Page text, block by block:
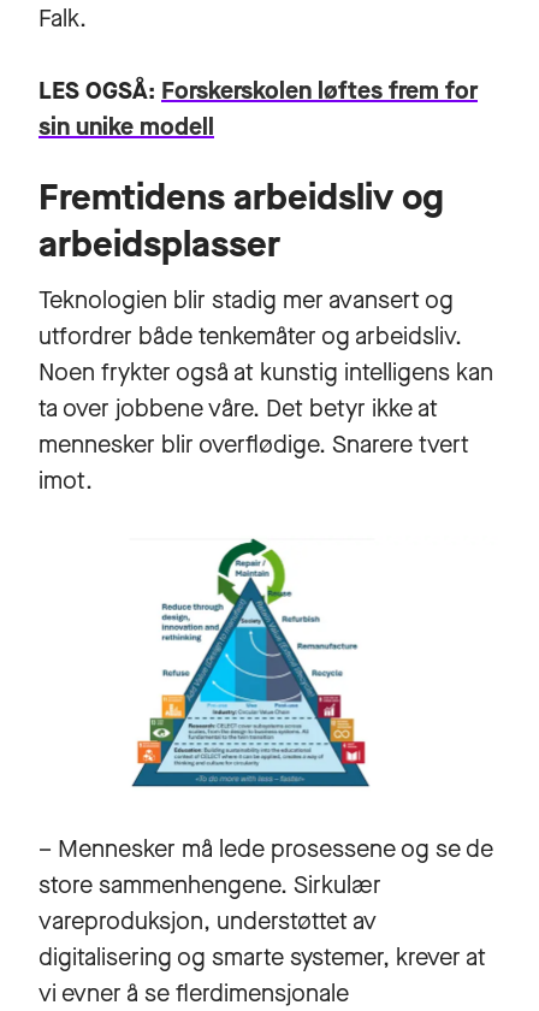
Falk.
LES OGSÅ: Forskerskolen løftes frem for
sin unike modell
Fremtidens arbeidsliv og
arbeidsplasser
Teknologien blir stadig mer avansert og
utfordrer både tenkemåter og arbeidsliv.
Noen frykter også at kunstig intelligens kan
ta over jobbene våre. Det betyr ikke at
mennesker blir overflødige. Snarere tvert
imot.
– Mennesker må lede prosessene og se de
store sammenhengene. Sirkulær
vareproduksjon, understøttet av
digitalisering og smarte systemer, krever at
vi evner å se flerdimensjonale